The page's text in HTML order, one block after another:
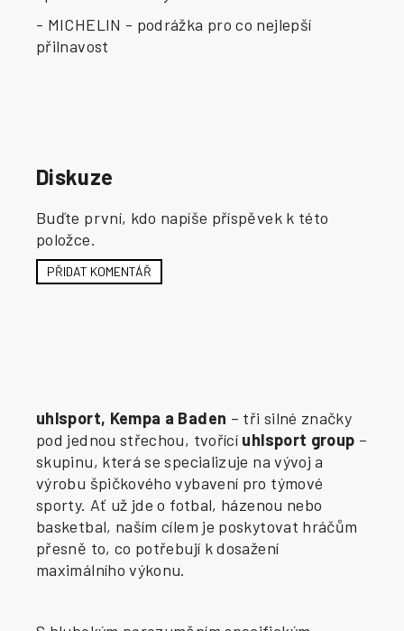
- MICHELIN - podrážka pro co nejlepší
přilnavost
Diskuze
Buďte první, kdo napíše příspěvek k této
položce.
PŘIDAT KOMENTÁŘ
uhlsport, Kempa a Baden – tři silné značky
pod jednou střechou, tvořící uhlsport group –
skupinu, která se specializuje na vývoj a
výrobu špičkového vybavení pro týmové
sporty. Ať už jde o fotbal, házenou nebo
basketbal, naším cílem je poskytovat hráčům
přesně to, co potřebují k dosažení
maximálního výkonu.